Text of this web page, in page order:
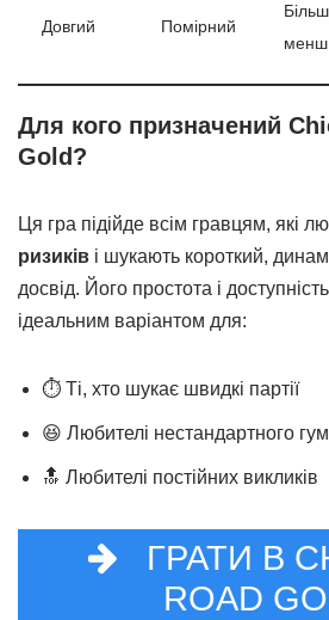
Довгий Помірний
менш
Для кого призначений
Gold?
Ця гра підійде всім гравцям, які
ризиків і шукають короткий,
досвід. Його простота і
ідеальним варіантом для:
⏱ Ті, хто шукає швидкі партії
😆 Любителі нестандартного
🔝 Любителі постійних викликів
ГРАТИ В
ROAD